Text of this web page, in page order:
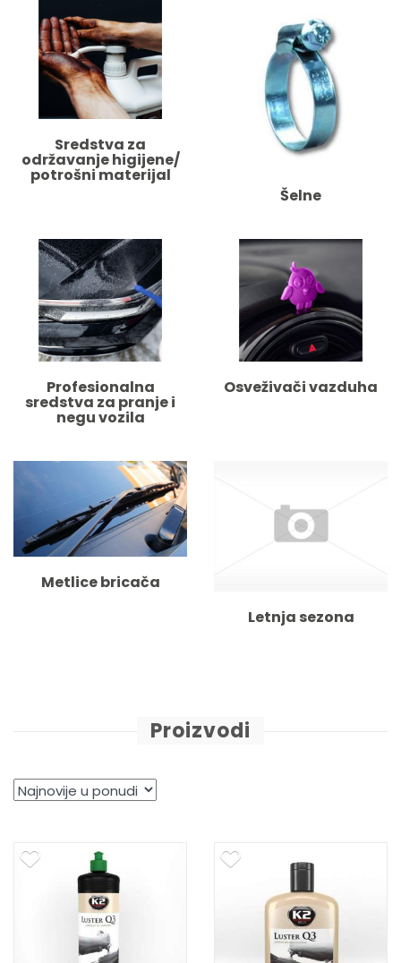
Sredstva za
održavanje higijene/
potrošni materijal
Šelne
Profesionalna
sredstva za pranje i
negu vozila
Osveživači vazduha
Metlice bricača
Letnja sezona
Proizvodi